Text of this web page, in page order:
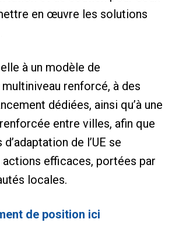
en œuvre les solutions
à un modèle de
renforcé, à des
dédiées, ainsi qu’à une
entre villes, afin que
de l’UE se
efficaces, portées par
locales.
de position ici